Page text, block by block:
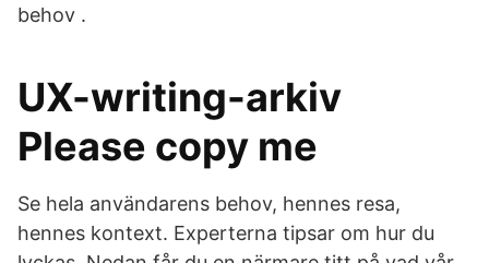
behov .
UX-writing-arkiv
Please copy me
Se hela användarens behov, hennes resa,
hennes kontext. Experterna tipsar om hur du